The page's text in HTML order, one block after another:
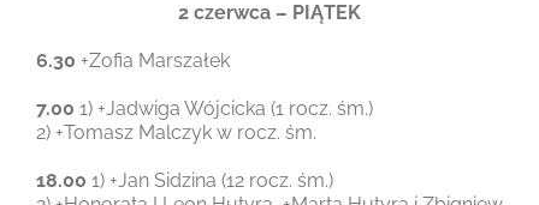
2 czerwca – PIĄTEK
6.30 +Zofia Marszałek
7.00 1) +Jadwiga Wójcicka (1 rocz. śm.)
2) +Tomasz Malczyk w rocz. śm.
18.00 1) +Jan Sidzina (12 rocz. śm.)